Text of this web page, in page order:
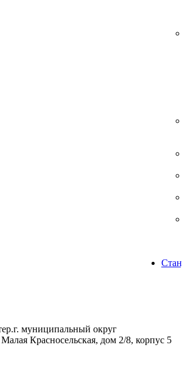
муниципальный округ
Красносельская, дом 2/8, корпус 5